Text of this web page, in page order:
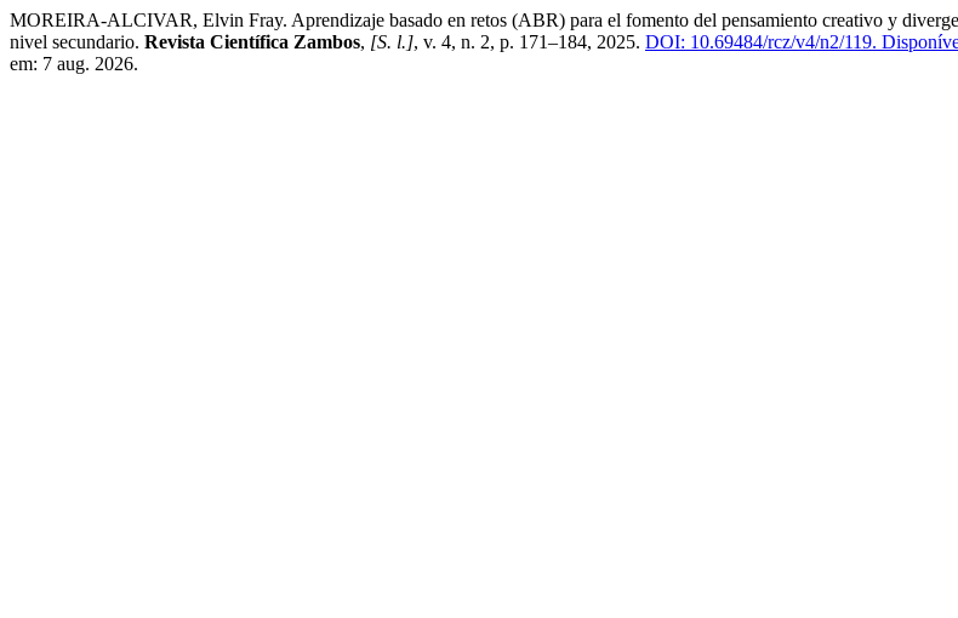
MOREIRA-ALCIVAR, Elvin Fray. Aprendizaje basado en retos (ABR) para el fomento del pensamiento creativo y
nivel secundario. Revista Científica Zambos, [S. l.], v. 4, n. 2, p. 171–184, 2025. DOI: 10.69484/rcz/v4/n2/119.
em: 7 aug. 2026.